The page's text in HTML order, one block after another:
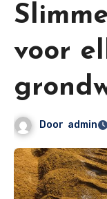
voor
Door admin